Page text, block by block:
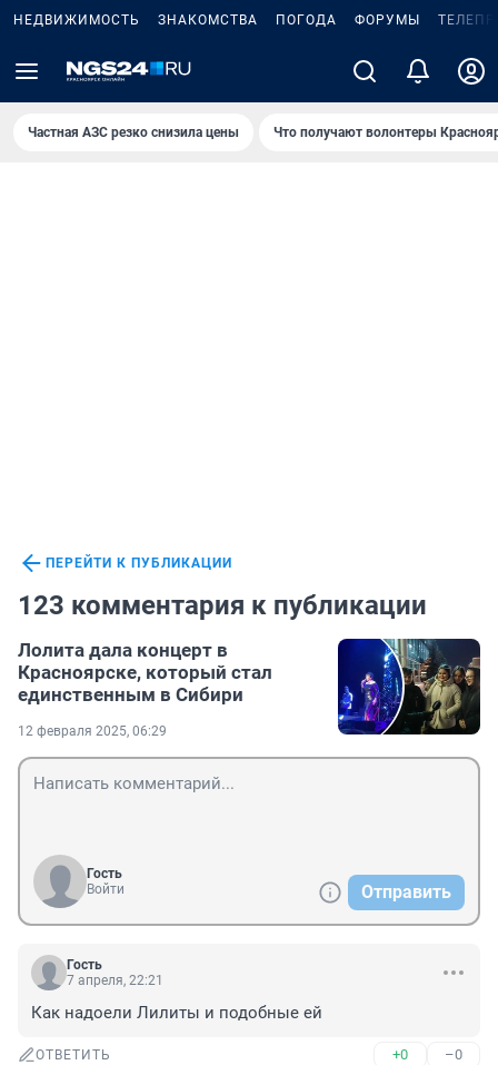
НЕДВИЖИМОСТЬ ЗНАКОМСТВА ПОГОДА ФОРУМЫ
Частная АЗС резко снизила цены Что получают волонтеры
ПЕРЕЙТИ К ПУБЛИКАЦИИ
123 комментария к публикации
Лолита дала концерт в
Красноярске, который стал
единственным в Сибири
12 февраля 2025, 06:29
Гость
Войти
Отправить
Гость
7 апреля, 22:21
Как надоели Лилиты и подобные ей
ОТВЕТИТЬ +0 –0